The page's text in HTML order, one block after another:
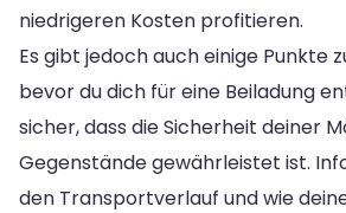
niedrigeren Kosten profitieren.
Es gibt jedoch auch einige Punkte
bevor du dich für eine Beiladung
sicher, dass die Sicherheit deiner
Gegenstände gewährleistet ist.
den Transportverlauf und wie